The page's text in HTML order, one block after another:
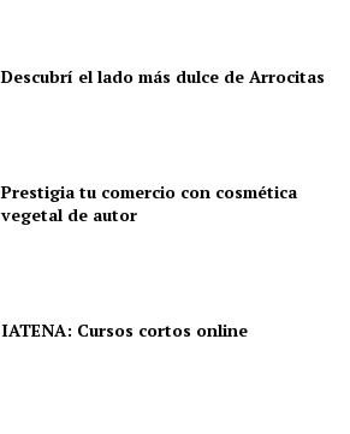
Descubrí el lado más dulce de Arrocitas
Prestigia tu comercio con cosmética
vegetal de autor
IATENA: Cursos cortos online